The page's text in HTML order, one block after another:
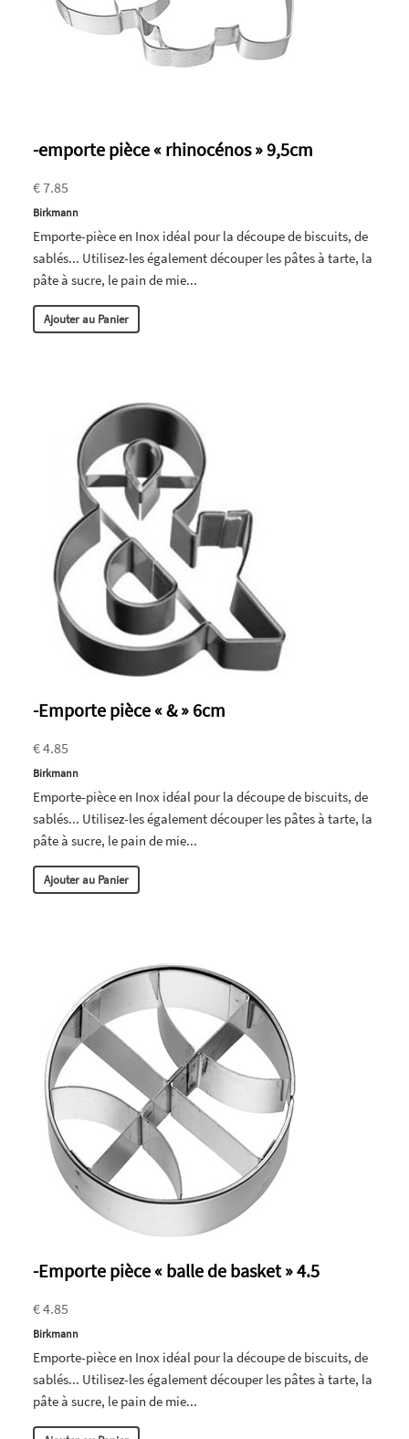
-emporte pièce « rhinocénos » 9,5cm
€ 7.85
Birkmann
Emporte-pièce en Inox idéal pour la découpe de biscuits, de
sablés... Utilisez-les également découper les pâtes à tarte, la
pâte à sucre, le pain de mie...
Ajouter au Panier
-Emporte pièce « & » 6cm
€ 4.85
Birkmann
Emporte-pièce en Inox idéal pour la découpe de biscuits, de
sablés... Utilisez-les également découper les pâtes à tarte, la
pâte à sucre, le pain de mie...
Ajouter au Panier
-Emporte pièce « balle de basket » 4.5
€ 4.85
Birkmann
Emporte-pièce en Inox idéal pour la découpe de biscuits, de
sablés... Utilisez-les également découper les pâtes à tarte, la
pâte à sucre, le pain de mie...